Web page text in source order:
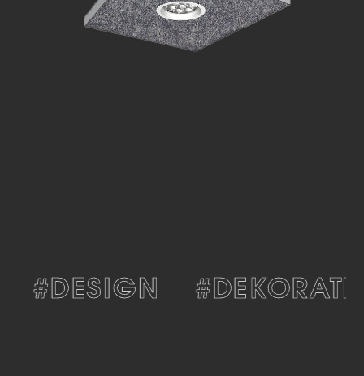
#DESIGN